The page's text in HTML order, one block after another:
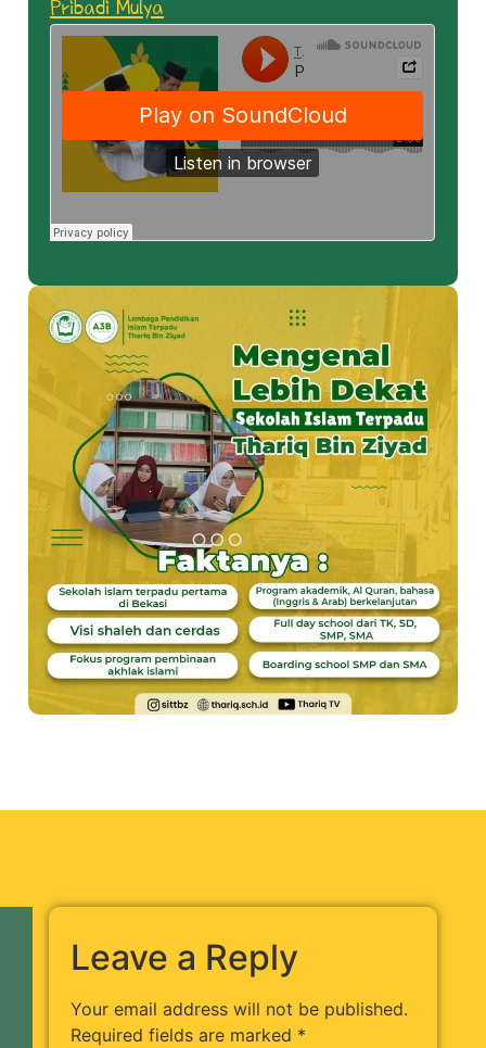
Pribadi Mulya
Leave a Reply
Your email address will not be published.
Required fields are marked *